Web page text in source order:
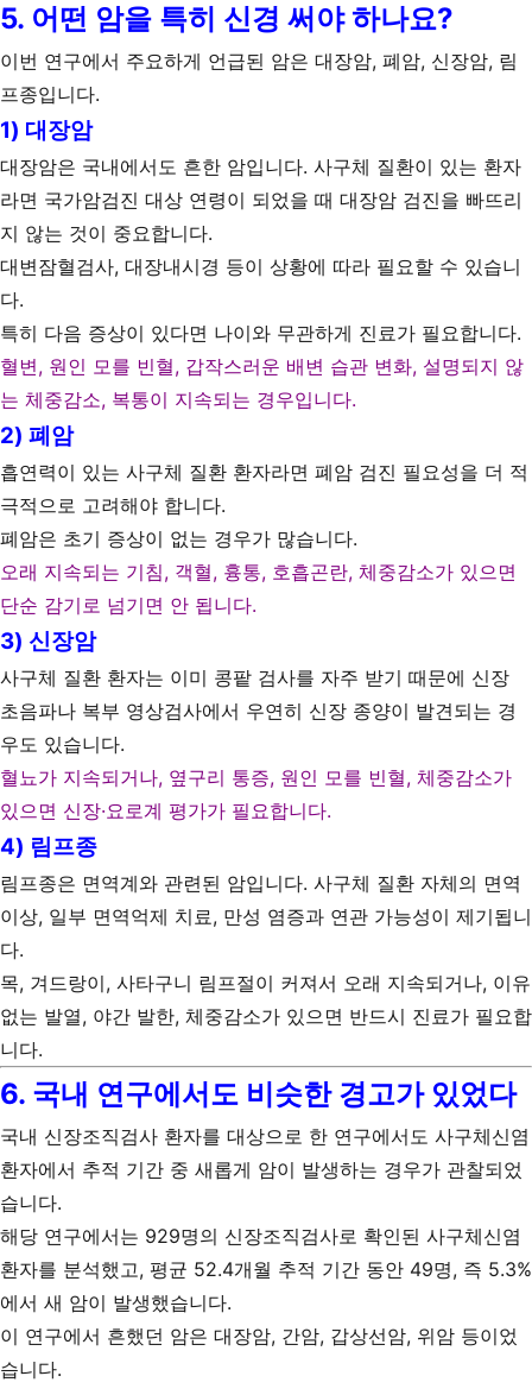
5. 어떤 암을 특히 신경 써야 하나요?
이번 연구에서 주요하게 언급된 암은 대장암, 폐암, 신장암, 림
프종입니다.
1) 대장암
대장암은 국내에서도 흔한 암입니다. 사구체 질환이 있는 환자
라면 국가암검진 대상 연령이 되었을 때 대장암 검진을 빠뜨리
지 않는 것이 중요합니다.
대변잠혈검사, 대장내시경 등이 상황에 따라 필요할 수 있습니
다.
특히 다음 증상이 있다면 나이와 무관하게 진료가 필요합니다.
혈변, 원인 모를 빈혈, 갑작스러운 배변 습관 변화, 설명되지 않
는 체중감소, 복통이 지속되는 경우입니다.
2) 폐암
흡연력이 있는 사구체 질환 환자라면 폐암 검진 필요성을 더 적
극적으로 고려해야 합니다.
폐암은 초기 증상이 없는 경우가 많습니다.
오래 지속되는 기침, 객혈, 흉통, 호흡곤란, 체중감소가 있으면
단순 감기로 넘기면 안 됩니다.
3) 신장암
사구체 질환 환자는 이미 콩팥 검사를 자주 받기 때문에 신장
초음파나 복부 영상검사에서 우연히 신장 종양이 발견되는 경
우도 있습니다.
혈뇨가 지속되거나, 옆구리 통증, 원인 모를 빈혈, 체중감소가
있으면 신장·요로계 평가가 필요합니다.
4) 림프종
림프종은 면역계와 관련된 암입니다. 사구체 질환 자체의 면역
이상, 일부 면역억제 치료, 만성 염증과 연관 가능성이 제기됩니
다.
목, 겨드랑이, 사타구니 림프절이 커져서 오래 지속되거나, 이유
없는 발열, 야간 발한, 체중감소가 있으면 반드시 진료가 필요합
니다.
6. 국내 연구에서도 비슷한 경고가 있었다
국내 신장조직검사 환자를 대상으로 한 연구에서도 사구체신염
환자에서 추적 기간 중 새롭게 암이 발생하는 경우가 관찰되었
습니다.
해당 연구에서는 929명의 신장조직검사로 확인된 사구체신염
환자를 분석했고, 평균 52.4개월 추적 기간 동안 49명, 즉 5.3%
에서 새 암이 발생했습니다.
이 연구에서 흔했던 암은 대장암, 간암, 갑상선암, 위암 등이었
습니다.